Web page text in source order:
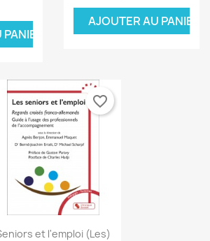
AJOUTER AU PANIER
Aperçu rapide
et l'emploi (Les)
favorite_border